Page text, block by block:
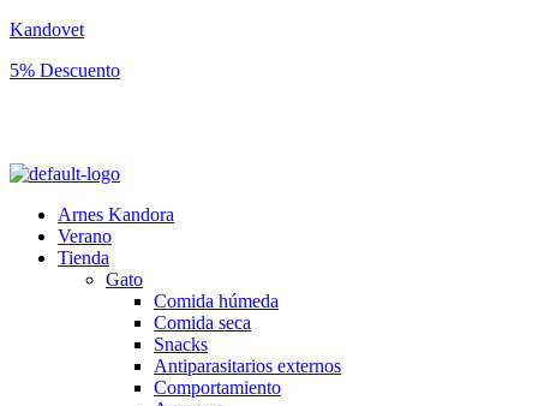
Kandovet
5% Descuento
Arnes Kandora
Verano
Tienda
Gato
Comida húmeda
Comida seca
Snacks
Antiparasitarios externos
Comportamiento